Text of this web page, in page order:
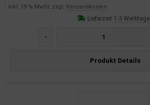
inkl. 19 % MwSt. zzgl. Versandkosten
Lieferzeit:1-3 Werktage
-
Produkt Details